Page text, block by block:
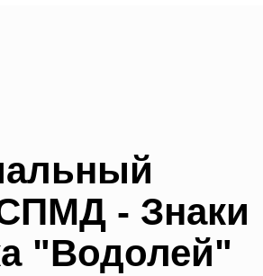
- Знаки
"Водолей"